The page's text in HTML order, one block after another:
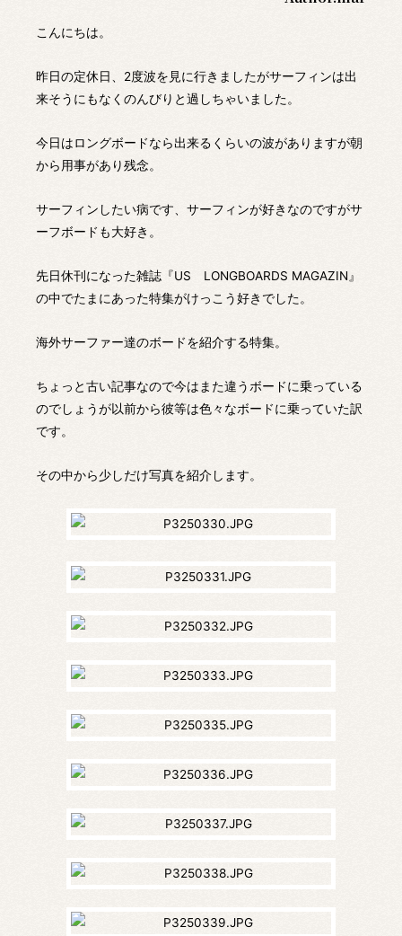
こんにちは。
昨日の定休日、2度波を見に行きましたがサーフィンは出
来そうにもなくのんびりと過しちゃいました。
今日はロングボードなら出来るくらいの波がありますが朝
から用事があり残念。
サーフィンしたい病です、サーフィンが好きなのですがサ
ーフボードも大好き。
先日休刊になった雑誌『US LONGBOARDS MAGAZIN』
の中でたまにあった特集がけっこう好きでした。
海外サーファー達のボードを紹介する特集。
ちょっと古い記事なので今はまた違うボードに乗っている
のでしょうが以前から彼等は色々なボードに乗っていた訳
です。
その中から少しだけ写真を紹介します。